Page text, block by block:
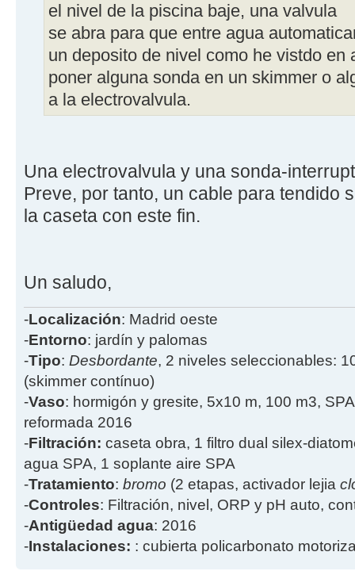
el nivel de la piscina baje, una valvula
se abra para que entre agua
un deposito de nivel como he vistdo en
poner alguna sonda en un skimmer o
a la electrovalvula.
Una electrovalvula y una sonda-
Preve, por tanto, un cable para tendido
la caseta con este fin.
Un saludo,
-Localización: Madrid oeste
-Entorno: jardín y palomas
-Tipo: Desbordante, 2 niveles seleccionables:
(skimmer contínuo)
-Vaso: hormigón y gresite, 5x10 m, 100 m3,
reformada 2016
-Filtración: caseta obra, 1 filtro dual silex-
agua SPA, 1 soplante aire SPA
-Tratamiento: bromo (2 etapas, activador lejia
-Controles: Filtración, nivel, ORP y pH auto,
-Antigüedad agua: 2016
-Instalaciones: : cubierta policarbonato